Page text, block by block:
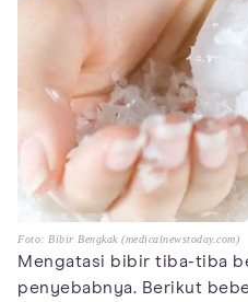
Foto: Bibir Bengkak (medicalnewstoday.com)
Mengatasi bibir tiba-tiba
penyebabnya. Berikut